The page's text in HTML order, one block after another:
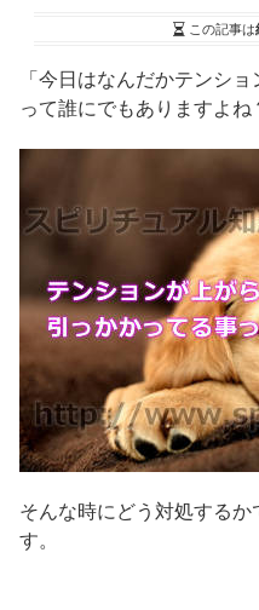
この記事は
「今日はなんだかテンシ
って誰にでもありますよね
そんな時にどう対処するか
す。